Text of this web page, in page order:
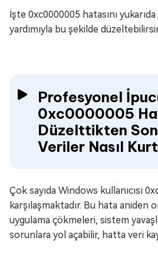
İşte 0xc0000005 hatasını
yardımıyla bu şekilde
Profesyonel
0xc0000005
Düzelttikten
Veriler Nasıl
Çok sayıda Windows kullanıcısı
karşılaşmaktadır. Bu hata aniden
uygulama çökmeleri, sistem
sorunlara yol açabilir, hatta veri